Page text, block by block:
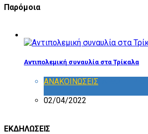
Παρόμοια
Αντιπολεμική συναυλία στα Τρίκαλα
ΑΝΑΚΟΙΝΩΣΕΙΣ
02/04/2022
ΕΚΔΗΛΩΣΕΙΣ